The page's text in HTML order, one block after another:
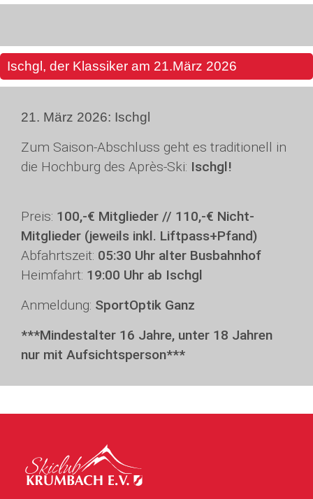
Ischgl, der Klassiker am 21.März 2026
21. März 2026: Ischgl
Zum Saison-Abschluss geht es traditionell in
die Hochburg des Après-Ski: Ischgl!
Preis: 100,-€ Mitglieder // 110,-€ Nicht-
Mitglieder (jeweils inkl. Liftpass+Pfand)
Abfahrtszeit: 05:30 Uhr alter Busbahnhof
Heimfahrt: 19:00 Uhr ab Ischgl
Anmeldung: SportOptik Ganz
***Mindestalter 16 Jahre, unter 18 Jahren
nur mit Aufsichtsperson***